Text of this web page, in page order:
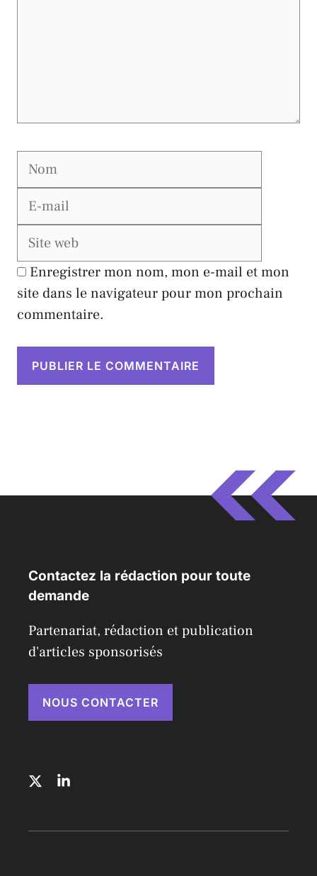
Nom
Enregistrer mon nom, mon e-mail et mon
site dans le navigateur pour mon prochain
commentaire.
Contactez la rédaction pour toute
demande
Partenariat, rédaction et publication
d'articles sponsorisés
NOUS CONTACTER